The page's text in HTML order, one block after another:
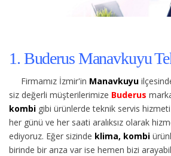
1. Buderus Manavkuyu
Firmamız İzmir'in Manavkuyu
siz değerli müşterilerimize Buderus
kombi gibi ürünlerde teknik servis
her günü ve her saati aralıksız olarak
ediyoruz. Eğer sizinde klima, kombi
birinde bir arıza var ise hemen bizi